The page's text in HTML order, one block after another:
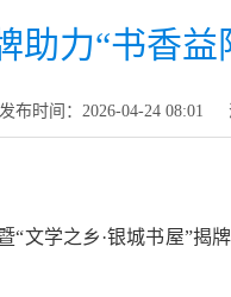
助力“书香
发布时间：2026-04-24 08:01
学之乡·银城书屋”揭